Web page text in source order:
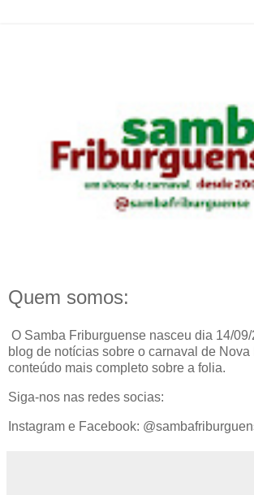
Quem somos:
O Samba Friburguense nasceu dia 14/
blog de notícias sobre o carnaval de
conteúdo mais completo sobre a folia.
Siga-nos nas redes socias:
Instagram e Facebook: